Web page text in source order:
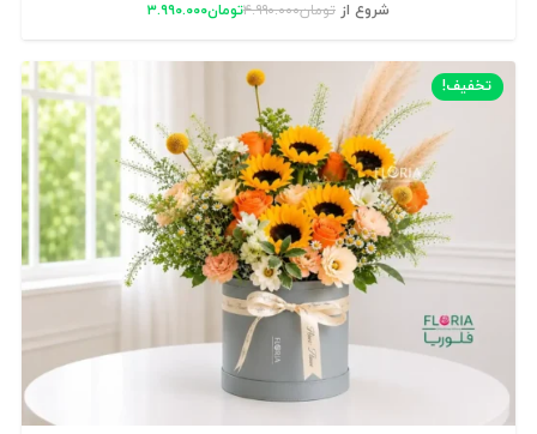
شروع از تومان۴.۹۹۰.۰۰۰تومان۳.۹۹۰.۰۰۰
تخفیف!